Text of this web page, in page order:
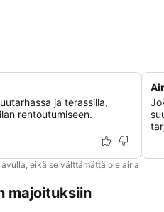
ja terassilla,
rentoutumiseen.
eikä se välttämättä ole aina
majoituksiin